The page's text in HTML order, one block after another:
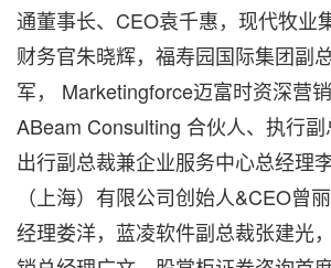
通董事长、CEO袁千惠，现代牧业
财务官朱晓辉，福寿园国际集团副
军， Marketingforce迈富时资深营销
ABeam Consulting 合伙人、执行
出行副总裁兼企业服务中心总经理
（上海）有限公司创始人&CEO曾
经理娄洋，蓝凌软件副总裁张建光